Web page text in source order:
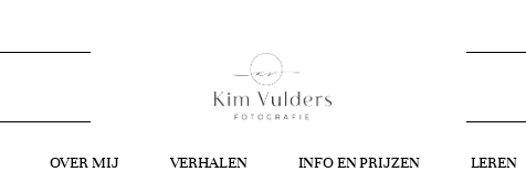
OVER MIJ VERHALEN INFO EN PRIJZEN LEREN